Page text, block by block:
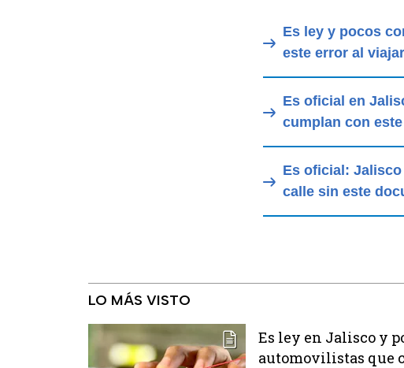
Es ley y pocos
este error al
Es oficial en
cumplan con
Es oficial:
calle sin este
LO MÁS VISTO
Es ley en Jalisco y
automovilistas que